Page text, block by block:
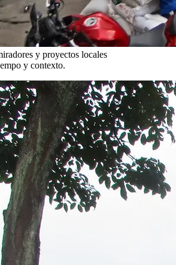
y proyectos locales
y contexto.